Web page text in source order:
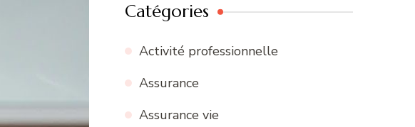
Catégories
Activité professionnelle
Assurance
Assurance vie